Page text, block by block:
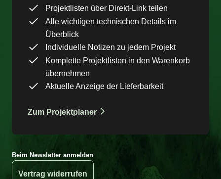
Projektlisten über Direkt-Link teilen
Alle wichtigen technischen Details im
Überblick
Individuelle Notizen zu jedem Projekt
Komplette Projektlisten in den Warenkorb
übernehmen
Aktuelle Anzeige der Lieferbarkeit
Zum Projektplaner
Beim Newsletter anmelden
Vertrag widerrufen